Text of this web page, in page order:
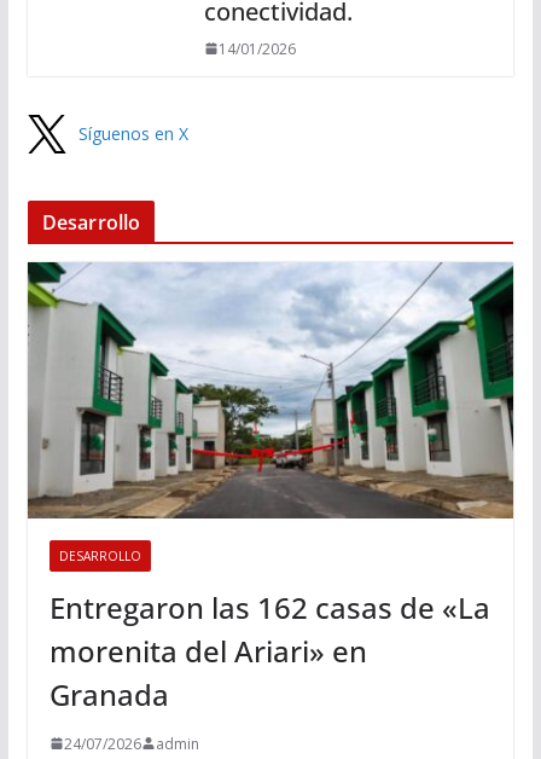
conectividad.
14/01/2026
Síguenos en X
Desarrollo
DESARROLLO
Entregaron las 162 casas de «La
morenita del Ariari» en
Granada
24/07/2026 admin